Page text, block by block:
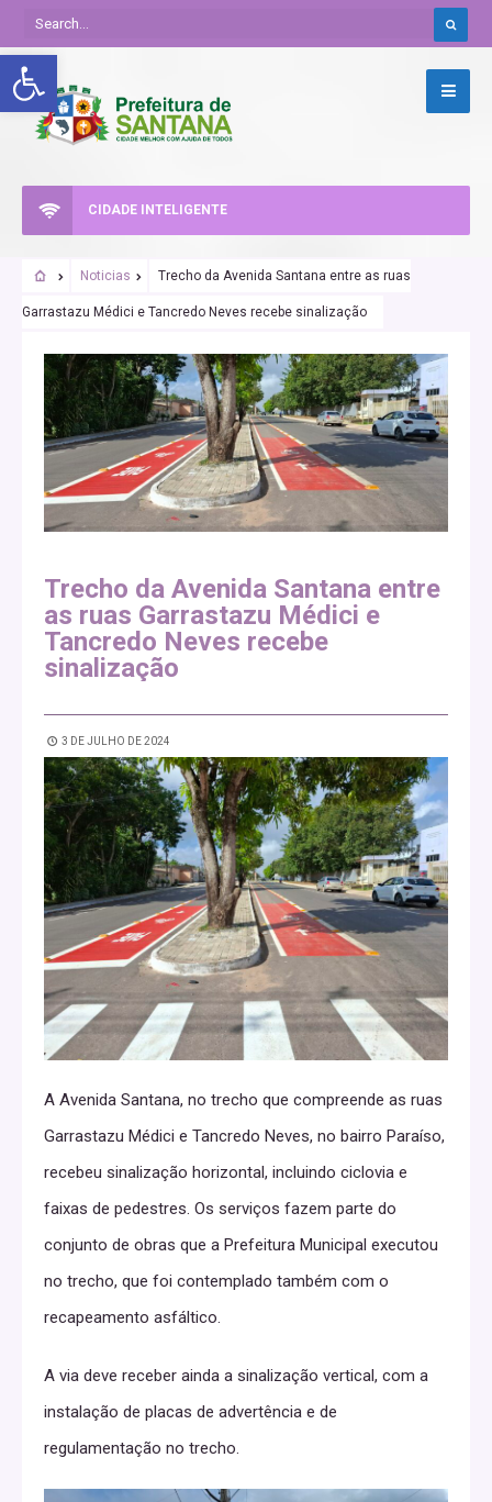
Abrir a barra de ferramentas
CIDADE INTELIGENTE
Noticias Trecho da Avenida Santana entre as ruas
Garrastazu Médici e Tancredo Neves recebe sinalização
Trecho da Avenida Santana entre
as ruas Garrastazu Médici e
Tancredo Neves recebe
sinalização
3 DE JULHO DE 2024
A Avenida Santana, no trecho que compreende as ruas
Garrastazu Médici e Tancredo Neves, no bairro Paraíso,
recebeu sinalização horizontal, incluindo ciclovia e
faixas de pedestres. Os serviços fazem parte do
conjunto de obras que a Prefeitura Municipal executou
no trecho, que foi contemplado também com o
recapeamento asfáltico.
A via deve receber ainda a sinalização vertical, com a
instalação de placas de advertência e de
regulamentação no trecho.